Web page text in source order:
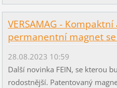
VERSAMAG -
permanentní magnet
28.08.2023 10:59
Další novinka FEIN, se kterou
rodostnější. Patentovaný